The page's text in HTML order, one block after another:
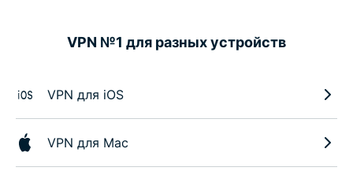
VPN №1 для разных устройств
VPN для iOS
VPN для Mac